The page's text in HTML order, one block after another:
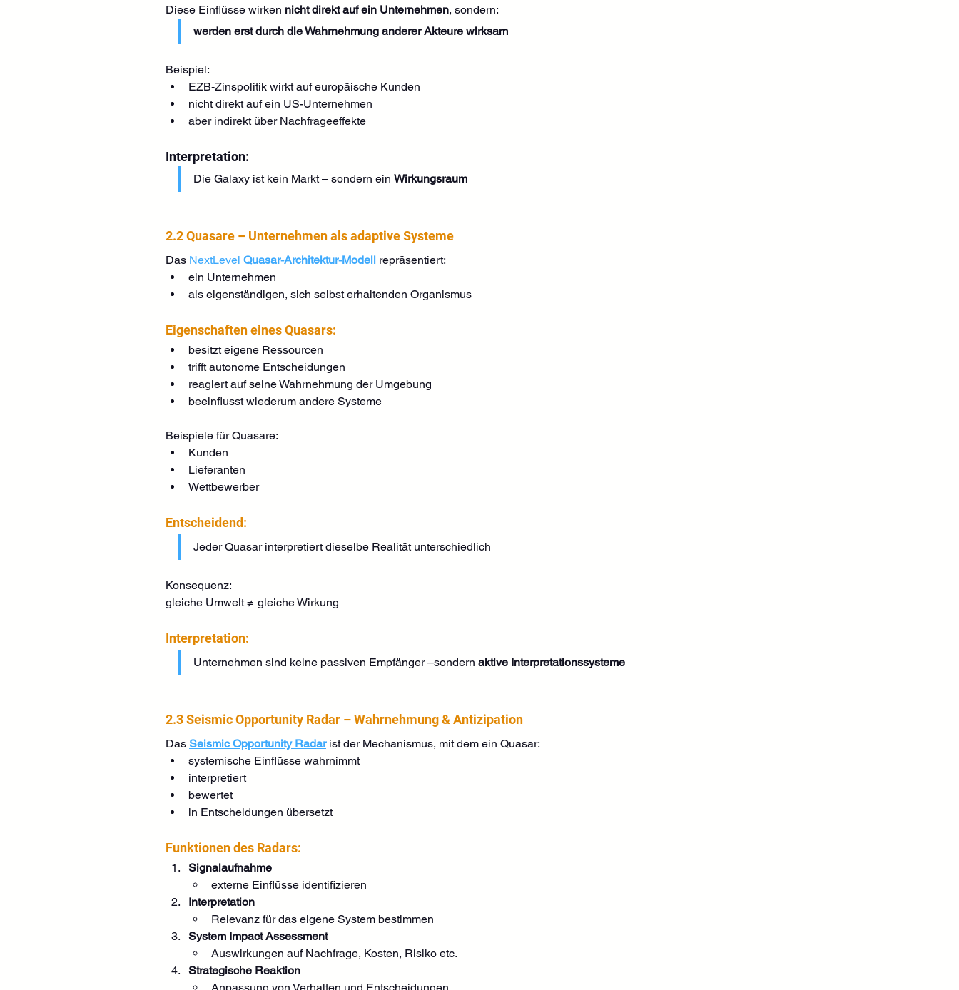
Diese Einflüsse wirken nicht direkt auf ein Unternehmen, sondern:
werden erst durch die Wahrnehmung anderer Akteure wirksam
Beispiel:
EZB-Zinspolitik wirkt auf europäische Kunden
nicht direkt auf ein US-Unternehmen
aber indirekt über Nachfrageeffekte
Interpretation:
Die Galaxy ist kein Markt – sondern ein Wirkungsraum
2.2 Quasare – Unternehmen als adaptive Systeme
Das NextLevel Quasar-Architektur-Modell repräsentiert:
ein Unternehmen
als eigenständigen, sich selbst erhaltenden Organismus
Eigenschaften eines Quasars:
besitzt eigene Ressourcen
trifft autonome Entscheidungen
reagiert auf seine Wahrnehmung der Umgebung
beeinflusst wiederum andere Systeme
Beispiele für Quasare:
Kunden
Lieferanten
Wettbewerber
Entscheidend:
Jeder Quasar interpretiert dieselbe Realität unterschiedlich
Konsequenz:
gleiche Umwelt ≠ gleiche Wirkung
Interpretation:
Unternehmen sind keine passiven Empfänger –sondern aktive Interpretationssysteme
2.3 Seismic Opportunity Radar – Wahrnehmung & Antizipation
Das Seismic Opportunity Radar ist der Mechanismus, mit dem ein Quasar:
systemische Einflüsse wahrnimmt
interpretiert
bewertet
in Entscheidungen übersetzt
Funktionen des Radars:
Signalaufnahme
externe Einflüsse identifizieren
Interpretation
Relevanz für das eigene System bestimmen
System Impact Assessment
Auswirkungen auf Nachfrage, Kosten, Risiko etc.
Strategische Reaktion
Anpassung von Verhalten und Entscheidungen